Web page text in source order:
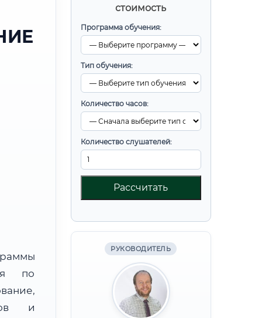
стоимость
Программа обучения:
Тип обучения:
Количество часов:
Количество слушателей:
Рассчитать
РУКОВОДИТЕЛЬ
по
и